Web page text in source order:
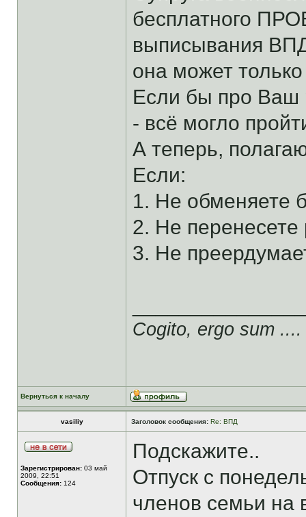
бесплатного
выписывания
она может
Если бы про Ваш
- всё могло
А теперь,
Если:
1. Не обменяете
2. Не перенесете
3. Не
Cogito, ergo sum ....
Вернуться к началу
vasiliy Заголовок сообщения: Re: ВПД
Зарегистрирован: 03 май
2009, 22:51
Сообщения: 124
Подскажите..
Отпуск с
членов семьи на